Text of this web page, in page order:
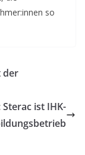
so
der
ist IHK-